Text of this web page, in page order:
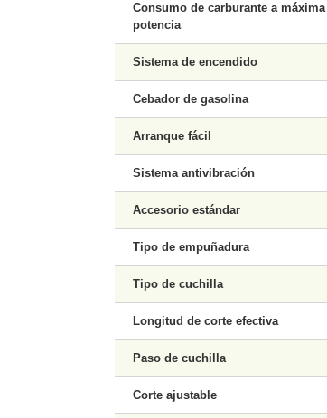
Consumo de carburante a máxima
potencia
Sistema de encendido
Cebador de gasolina
Arranque fácil
Sistema antivibración
Accesorio estándar
Tipo de empuñadura
Tipo de cuchilla
Longitud de corte efectiva
Paso de cuchilla
Corte ajustable